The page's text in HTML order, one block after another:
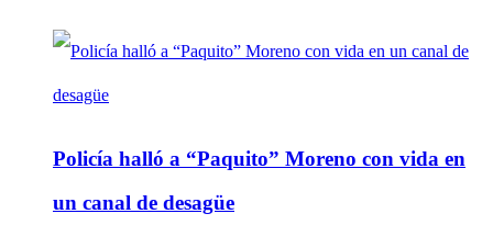
Policía halló a “Paquito” Moreno con vida en
un canal de desagüe